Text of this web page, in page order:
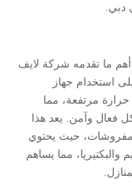
دبي.
ما تقدمه شركة لايف
استخدام جهاز
مرتفعة، مما
فعال وآمن. يعد هذا
حيث يحتوي
مما يساهم